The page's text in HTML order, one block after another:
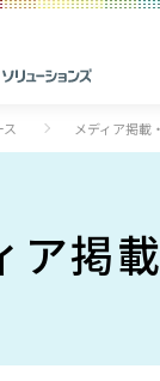
メディア掲載
ア掲